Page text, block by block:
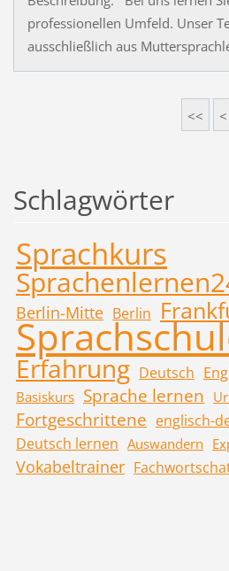
professionellen Umfeld. Unser
ausschließlich aus
<< <
Schlagwörter
Sprachkurs
Berlin-Mitte Berlin
Erfahrung Deutsch
Basiskurs Sprache lernen
Fortgeschrittene englisch-
Deutsch lernen Auswandern
Vokabeltrainer